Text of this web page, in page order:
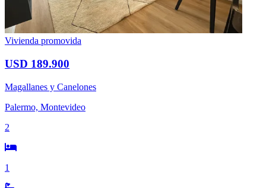
Vivienda promovida
USD 189.900
Magallanes y Canelones
Palermo, Montevideo
2
1